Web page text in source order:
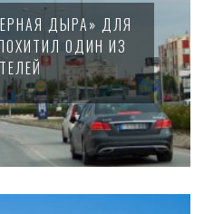
ДЫРА» ДЛЯ
ОДИН ИЗ